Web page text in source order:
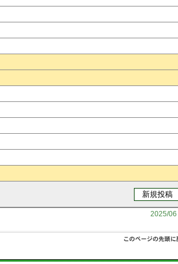
2025/06